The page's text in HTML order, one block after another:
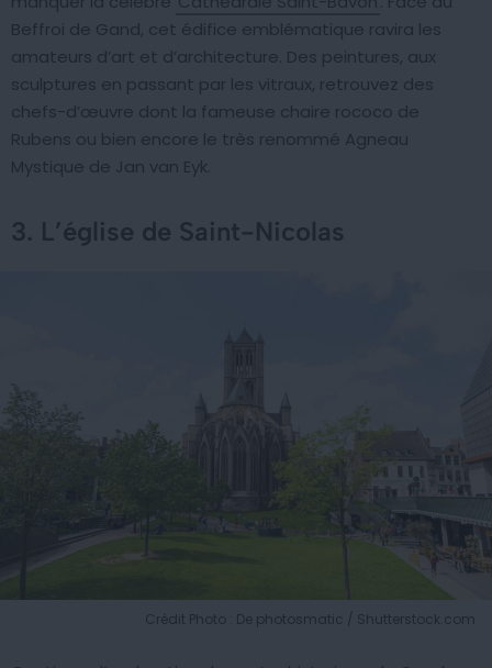
Beffroi de Gand, cet édifice emblématique ravira les
amateurs d’art et d’architecture. Des peintures, aux
sculptures en passant par les vitraux, retrouvez des
chefs-d’œuvre dont la fameuse chaire rococo de
Rubens ou bien encore le très renommé Agneau
Mystique de Jan van Eyk.
3. L’église de Saint-Nicolas
Crédit Photo : De photosmatic / Shutterstock.com